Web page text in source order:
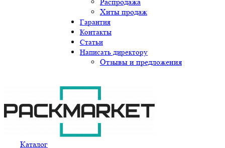
Хиты продаж
Гарантия
Контакты
Статьи
Написать директору
Отзывы и предложения
Каталог